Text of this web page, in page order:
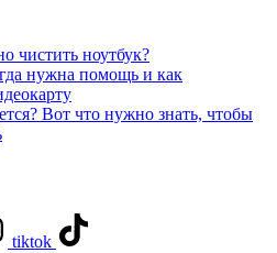
чистить ноутбук?
нужна помощь и как
Вот что нужно знать, чтобы
tiktok